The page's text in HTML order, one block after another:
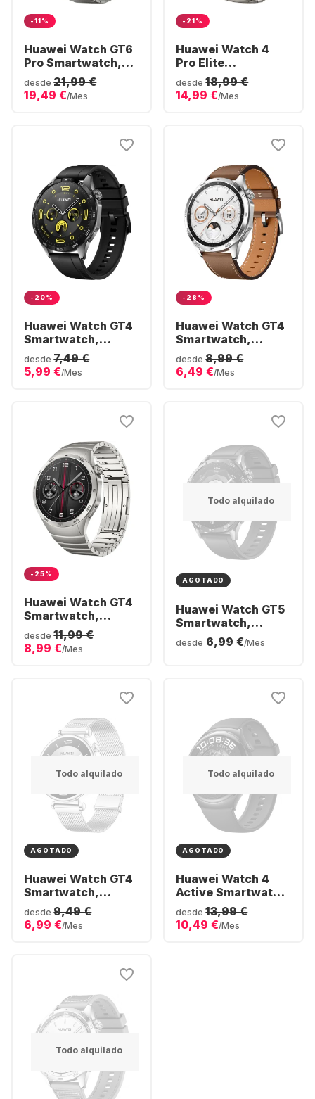
-11%
Huawei Watch GT6
Pro Smartwatch,
caja de titanio, 46
mm
desde 21,99 €
19,49 €/Mes
-21%
Huawei Watch 4
Pro Elite
Smartwatch,
Stainless Steel,
48mm
desde 18,99 €
14,99 €/Mes
-20%
Huawei Watch GT4
Smartwatch,
Stainless Steel
Case, 46mm
desde 7,49 €
5,99 €/Mes
-28%
Huawei Watch GT4
Smartwatch,
Stainless Steel
Case, 46mm
desde 8,99 €
6,49 €/Mes
-25%
Huawei Watch GT4
Smartwatch,
Stainless Steel
Case, 46mm
desde 11,99 €
8,99 €/Mes
Todo alquilado
AGOTADO
Huawei Watch GT5
Smartwatch,
Stainless Steel
Case, 46mm
desde 6,99 €/Mes
Todo alquilado
AGOTADO
Huawei Watch GT4
Smartwatch,
Stainless Steel
Case, 41mm
desde 9,49 €
6,99 €/Mes
Todo alquilado
AGOTADO
Huawei Watch 4
Active Smartwatch,
Stainless Steel,
46mm
desde 13,99 €
10,49 €/Mes
Todo alquilado